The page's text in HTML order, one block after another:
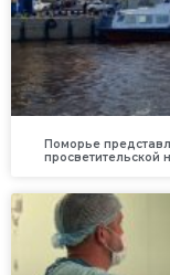
Поморье
просветительской